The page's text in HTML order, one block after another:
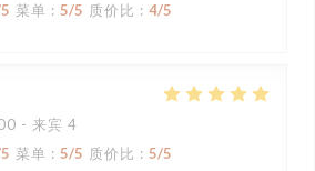
菜单 : 5/5 质价比 : 4/5
- 来宾 4
菜单 : 5/5 质价比 : 5/5